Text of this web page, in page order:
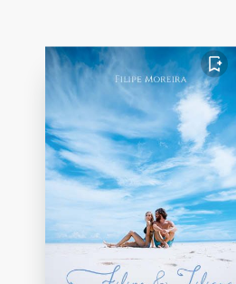
FAVORITO